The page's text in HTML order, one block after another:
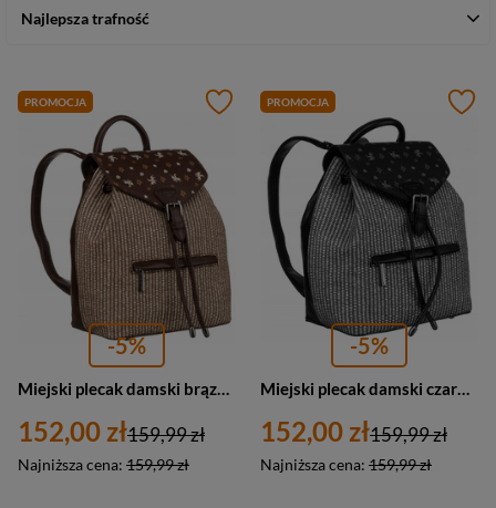
Najlepsza trafność
PROMOCJA
-5%
Miejski plecak damski brązowy ze skóry ekologicznej - David Jones 6875-3
152,00 zł
Najniższa cena: 159,99 zł
159,99 zł
PROMOCJA
-5%
Miejski plecak damski czarny ze skóry ekologicznej - David Jones 6875-3
152,00 zł
Najniższa cena: 159,99 zł
159,99 zł